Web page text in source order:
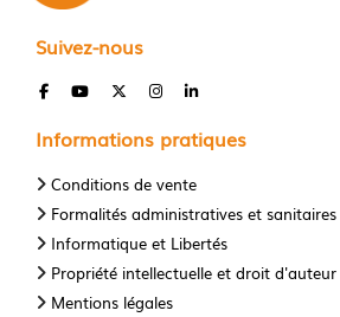
Suivez-nous
Informations pratiques
Conditions de vente
Formalités administratives et sanitaires
Informatique et Libertés
Propriété intellectuelle et droit d'auteur
Mentions légales